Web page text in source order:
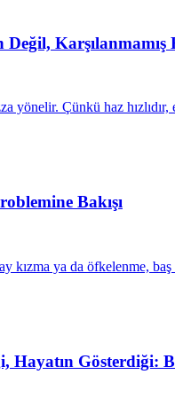
Değil, Karşılanmamış
yönelir. Çünkü haz hızlıdır,
Bakışı
kızma ya da öfkelenme,
Hayatın Gösterdiği: